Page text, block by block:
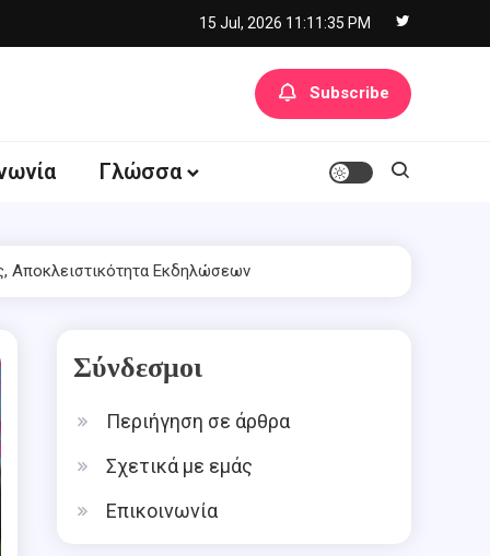
15 Jul, 2026 11:11:35 PM
Subscribe
Γλώσσα
Αποκλειστικότητα Εκδηλώσεων
Σύνδεσμοι
Περιήγηση σε άρθρα
Σχετικά με εμάς
Επικοινωνία